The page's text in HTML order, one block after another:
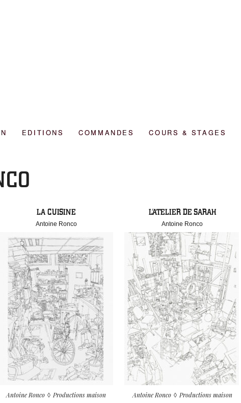
EDITIONS COMMANDES COURS & STAGES
LA CUISINE
Antoine Ronco
Antoine Ronco Productions maison
L’ATELIER DE SARAH
Antoine Ronco
Antoine Ronco Productions maison